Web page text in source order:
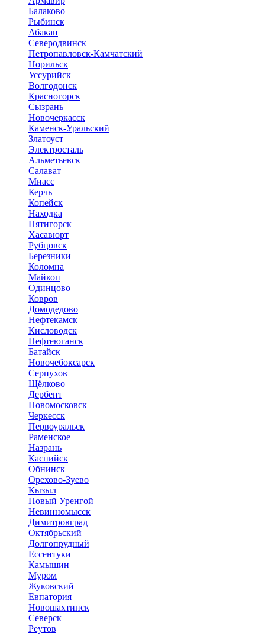
Балаково
Рыбинск
Абакан
Северодвинск
Петропавловск-Камчатский
Норильск
Уссурийск
Волгодонск
Красногорск
Сызрань
Новочеркасск
Каменск-Уральский
Златоуст
Электросталь
Альметьевск
Салават
Миасс
Керчь
Копейск
Находка
Пятигорск
Хасавюрт
Рубцовск
Березники
Коломна
Майкоп
Одинцово
Ковров
Домодедово
Нефтекамск
Кисловодск
Нефтеюганск
Батайск
Новочебоксарск
Серпухов
Щёлково
Дербент
Новомосковск
Черкесск
Первоуральск
Раменское
Назрань
Каспийск
Обнинск
Орехово-Зуево
Кызыл
Новый Уренгой
Невинномысск
Димитровград
Октябрьский
Долгопрудный
Ессентуки
Камышин
Муром
Жуковский
Евпатория
Новошахтинск
Северск
Реутов